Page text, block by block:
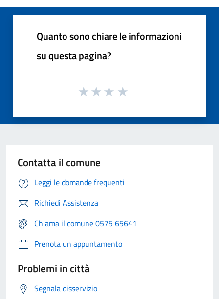
Quanto sono chiare le informazioni
su questa pagina?
Contatta il comune
Leggi le domande frequenti
Richiedi Assistenza
Chiama il comune 0575 65641
Prenota un appuntamento
Problemi in città
Segnala disservizio